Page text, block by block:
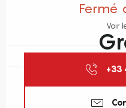
Fermé
Voir
+33